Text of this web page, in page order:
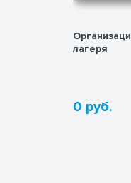
лагеря
0 руб.